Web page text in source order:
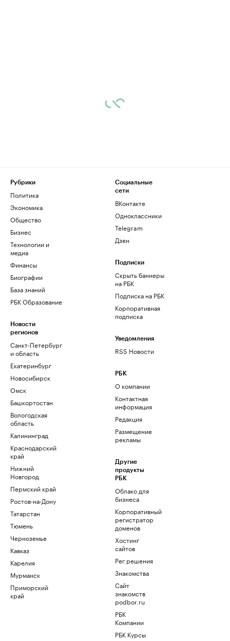
Рубрики
Политика
Экономика
Общество
Бизнес
Технологии и
медиа
Финансы
Биографии
База знаний
РБК Образование
Новости
регионов
Санкт-Петербург
и область
Екатеринбург
Новосибирск
Омск
Башкортостан
Вологодская
область
Калининград
Краснодарский
край
Нижний
Новгород
Пермский край
Ростов-на-Дону
Татарстан
Тюмень
Черноземье
Кавказ
Карелия
Мурманск
Приморский
край
Социальные
сети
ВКонтакте
Одноклассники
Telegram
Дзен
Подписки
Скрыть баннеры
на РБК
Подписка на РБК
Корпоративная
подписка
Уведомления
RSS Новости
РБК
О компании
Контактная
информация
Редакция
Размещение
рекламы
Другие
продукты
РБК
Облако для
бизнеса
Корпоративный
регистратор
доменов
Хостинг
сайтов
Рег.решения
Знакомства
Сайт
знакомств
podbor.ru
РБК
Компании
РБК Курсы